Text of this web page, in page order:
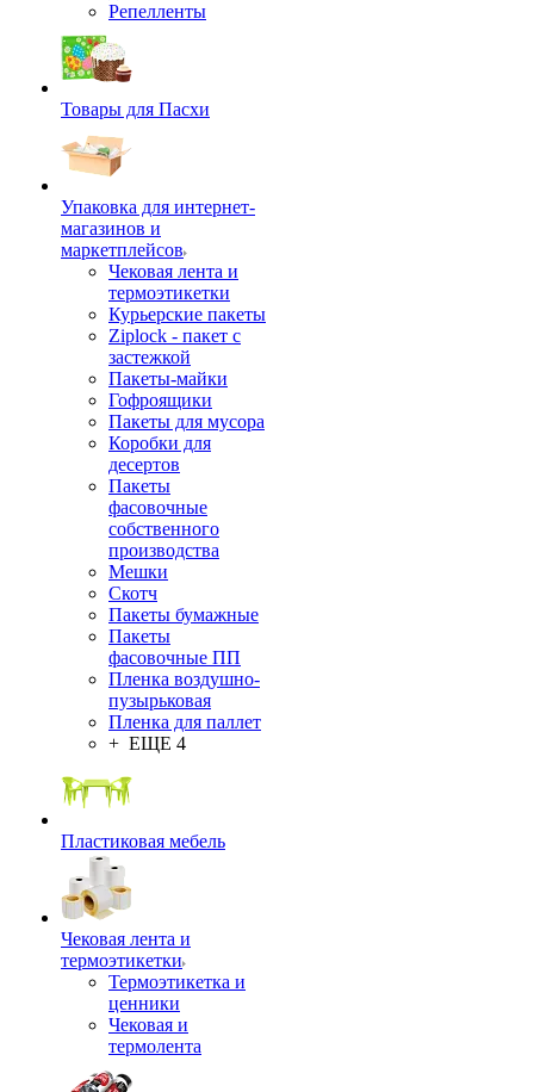
Репелленты
Товары для Пасхи
Упаковка для интернет-
магазинов и
маркетплейсов
Чековая лента и
термоэтикетки
Курьерские пакеты
Ziplock - пакет с
застежкой
Пакеты-майки
Гофроящики
Пакеты для мусора
Коробки для
десертов
Пакеты
фасовочные
собственного
производства
Мешки
Скотч
Пакеты бумажные
Пакеты
фасовочные ПП
Пленка воздушно-
пузырьковая
Пленка для паллет
+ ЕЩЕ 4
Пластиковая мебель
Чековая лента и
термоэтикетки
Термоэтикетка и
ценники
Чековая и
термолента